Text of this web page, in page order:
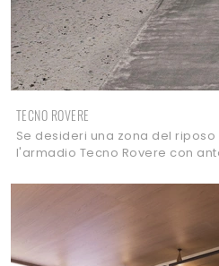
TECNO ROVERE
Se desideri una zona del
l'armadio Tecno Rovere con